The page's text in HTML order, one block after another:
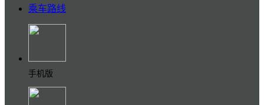
乘车路线
手机版